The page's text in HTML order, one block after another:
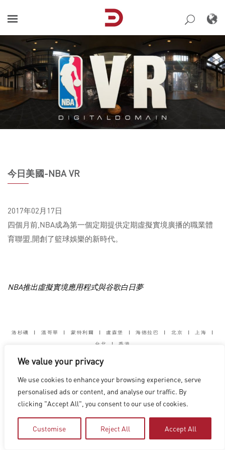
We value your privacy
We use cookies to enhance your browsing experience, serve
personalised ads or content, and analyse our traffic. By
clicking "Accept All", you consent to our use of cookies.
Customise Reject All Accept All
content
今日美國-NBA VR
2017年02月17日
四個月前,NBA成為第一個定期提供定期虛擬實境廣播的職業體
育聯盟,開創了籃球娛樂的新時代。
NBA推出虛擬實境應用程式與谷歌白日夢
洛杉磯 | 溫哥華 | 蒙特利爾 | 盧森堡 | 海德拉巴 | 北京 | 上海 |
台北 | 香港
Copyright © 2026 Digital Domain
Privacy Policy